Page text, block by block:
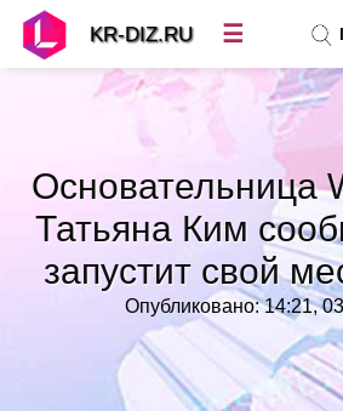
Основательница
Татьяна Ким
запустит свой
Опубликовано: 14:21,
KR-DIZ.RU ☰
Топ новостей »
Рубрики»
»